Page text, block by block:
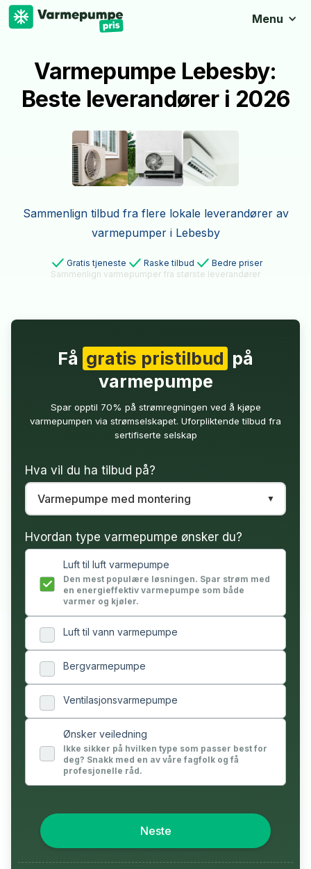
Menu
Varmepumpe Lebesby:
Beste leverandører i 2026
Sammenlign tilbud fra flere lokale leverandører av
varmepumper i Lebesby
Gratis tjeneste Raske tilbud
Bedre priser
Sammenlign varmepumper fra største leverandører
Få gratis pristilbud på
varmepumpe
Spar opptil 70% på strømregningen ved å kjøpe
varmepumpen via strømselskapet. Uforpliktende tilbud fra
sertifiserte selskap
Hva vil du ha tilbud på?
Hvordan type varmepumpe ønsker du?
Luft til luft varmepumpe
Den mest populære løsningen. Spar strøm med
en energieffektiv varmepumpe som både
varmer og kjøler.
Luft til vann varmepumpe
Bergvarmepumpe
Ventilasjonsvarmepumpe
Ønsker veiledning
Ikke sikker på hvilken type som passer best for
deg? Snakk med en av våre fagfolk og få
profesjonelle råd.
Neste